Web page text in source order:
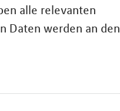
alle relevanten
Daten werden an den